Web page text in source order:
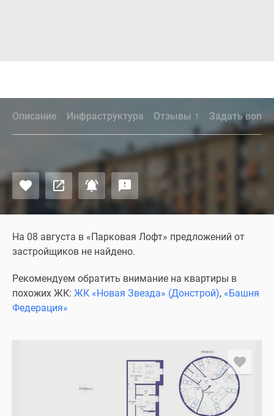
Описание Инфраструктура Отзывы 1 Задать
На 08 августа в «Парковая Лофт» предложений от
застройщиков не найдено.
Рекомендуем обратить внимание на квартиры в
похожих ЖК: ЖК «Новая Звезда» (Донстрой), «Башня
Федерация»